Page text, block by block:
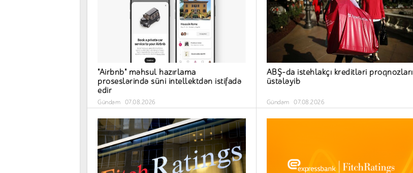
"Airbnb" məhsul hazırlama
proseslərində süni intellektdən istifadə
edir
Gündəm 07.08.2026
ABŞ-da istehlakçı kreditləri proqnozları
üstələyib
Gündəm 07.08.2026